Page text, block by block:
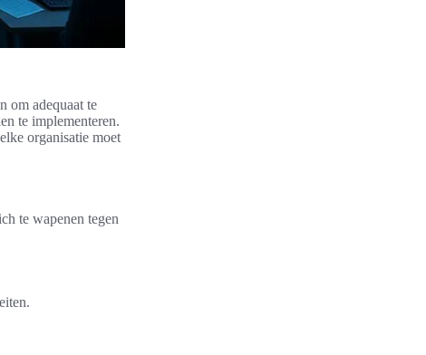
om adequaat te
te implementeren.
organisatie moet
te wapenen tegen